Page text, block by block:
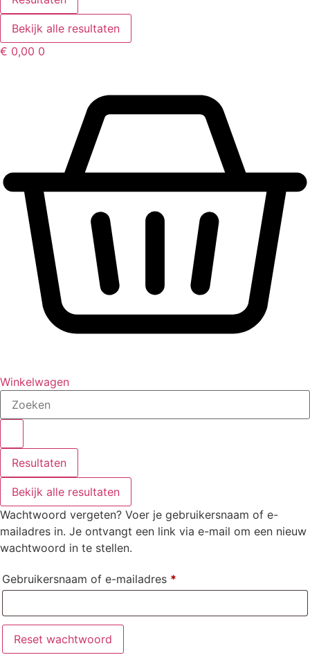
Bekijk alle resultaten
€ 0,00 0
Winkelwagen
Search
Resultaten
Bekijk alle resultaten
Wachtwoord vergeten? Voer je gebruikersnaam of e-
mailadres in. Je ontvangt een link via e-mail om een nieuw
wachtwoord in te stellen.
Gebruikersnaam of e-mailadres *
Reset wachtwoord